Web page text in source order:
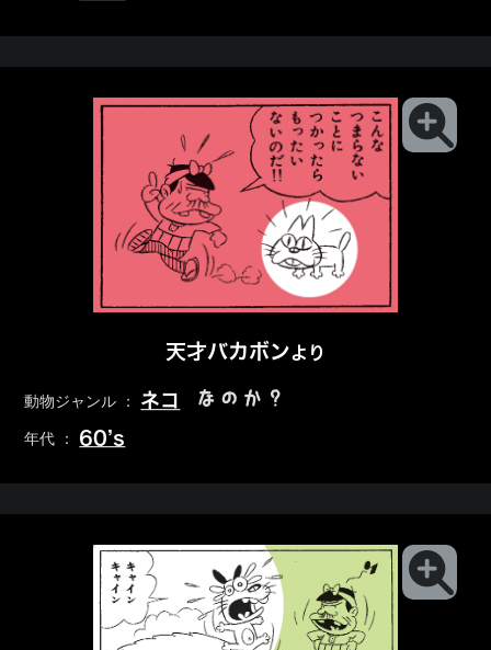
天才バカボンより
動物ジャンル ： ネコ なのか？
年代 ： 60’s